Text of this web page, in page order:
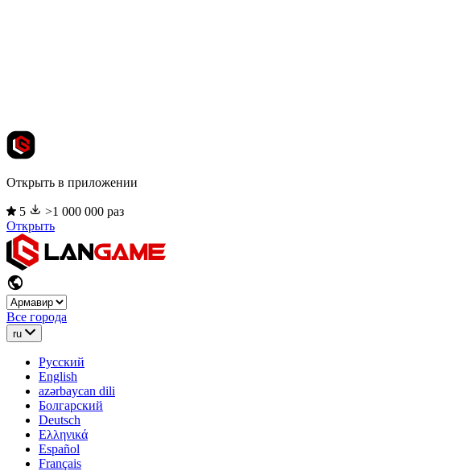
Открыть в приложении
5
>1 000 000 раз
Открыть
Все города
ru
Русский
English
azərbaycan dili
Болгарский
Deutsch
Ελληνικά
Español
Français